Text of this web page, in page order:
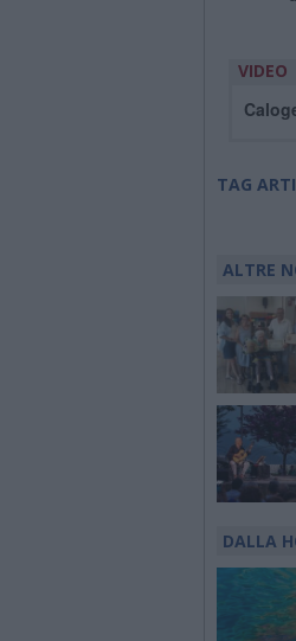
VIDEO
TAG
ALTRE
DALLA